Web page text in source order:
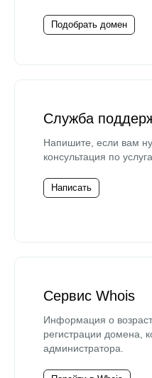
Подобрать домен
Служба
Напишите, если вам
консультация по
Написать
Сервис Whois
Информация о
регистрации домена,
администратора.